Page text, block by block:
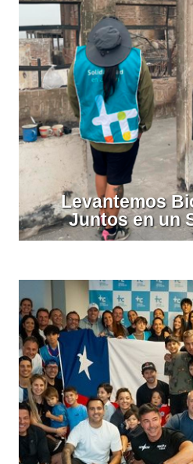
Levantemos
Juntos en un